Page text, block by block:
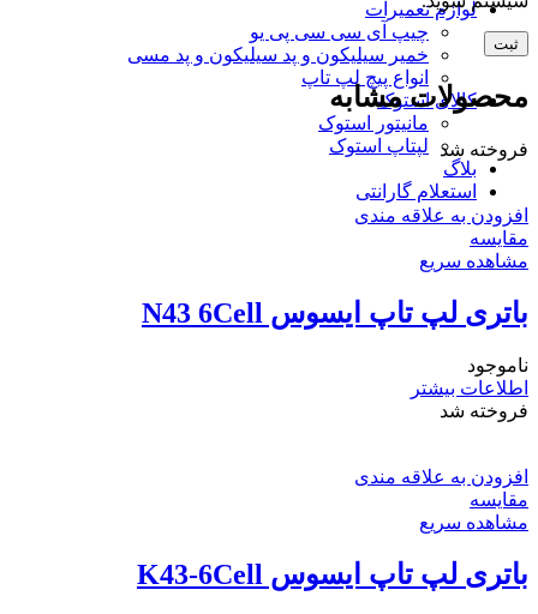
لوازم تعمیرات
چیپ آی سی سی پی یو
خمیر سیلیکون و پد سیلیکون و پد مسی
انواع پیچ لپ تاپ
کالای استوک
مانیتور استوک
لپتاپ استوک
بلاگ
استعلام گارانتی
محصولات مشابه
فروخته شد
افزودن به علاقه مندی
مقایسه
مشاهده سریع
باتری لپ تاپ ایسوس N43 6Cell
ناموجود
اطلاعات بیشتر
فروخته شد
افزودن به علاقه مندی
مقایسه
مشاهده سریع
باتری لپ تاپ ایسوس K43-6Cell